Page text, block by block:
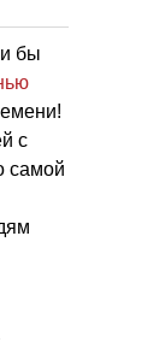
бы
с
самой